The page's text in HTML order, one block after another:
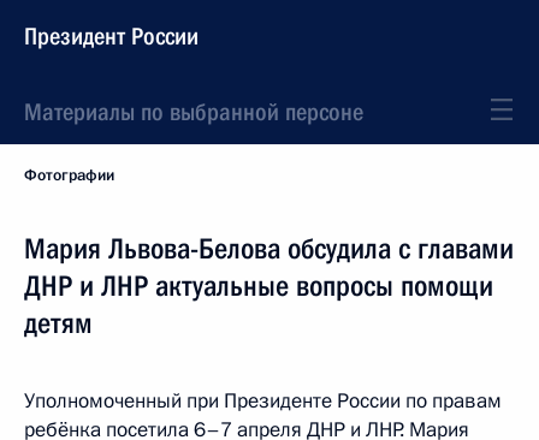
Президент России
Материалы по выбранной персоне
Фотографии
Мария Львова-Белова обсудила с главами
ДНР и ЛНР актуальные вопросы помощи
детям
Уполномоченный при Президенте России по правам
ребёнка посетила 6–7 апреля ДНР и ЛНР. Мария